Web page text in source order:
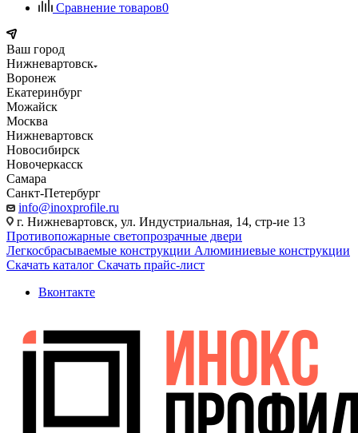
Сравнение товаров0
Ваш город
Нижневартовск
Воронеж
Екатеринбург
Можайск
Москва
Нижневартовск
Новосибирск
Новочеркасск
Самара
Санкт-Петербург
info@inoxprofile.ru
г. Нижневартовск, ул. Индустриальная, 14, стр-ие 13
Противопожарные светопрозрачные двери
Легкосбрасываемые конструкции Алюминиевые конструкции
Скачать каталог Скачать прайс-лист
Вконтакте